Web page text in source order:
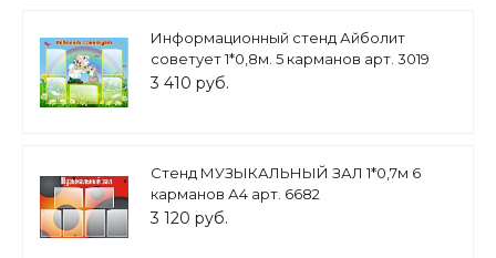
Информационный стенд Айболит
советует 1*0,8м. 5 карманов арт. 3019
3 410 руб.
Стенд МУЗЫКАЛЬНЫЙ ЗАЛ 1*0,7м 6
карманов А4 арт. 6682
3 120 руб.